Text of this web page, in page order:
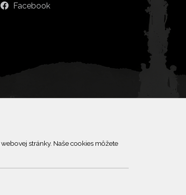
stránky. Naše cookies môžete
Facebook